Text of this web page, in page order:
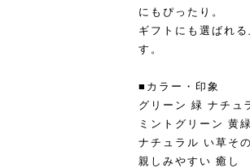
にもぴったり。
ギフトにも選ばれ
す。
■カラー・印象
グリーン 緑 ナチュ
ミントグリーン 黄
ナチュラル い草そ
親しみやすい 癒し